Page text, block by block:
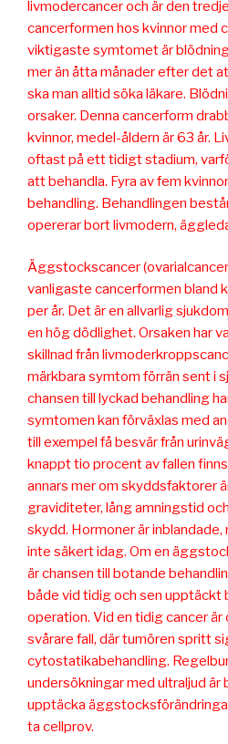
livmodercancer och är den
cancerformen hos kvinnor med
viktigaste symtomet är
mer än åtta månader efter det
ska man alltid söka läkare.
orsaker. Denna cancerform
kvinnor, medel-åldern är 63 år.
oftast på ett tidigt stadium,
att behandla. Fyra av fem
behandling. Behandlingen
opererar bort livmodern,
Äggstockscancer
vanligaste cancerformen bland
per år. Det är en allvarlig
en hög dödlighet. Orsaken har
skillnad från
märkbara symtom förrän sent i
chansen till lyckad behandling
symtomen kan förväxlas med
till exempel få besvär från
knappt tio procent av fallen
annars mer om skyddsfaktorer
graviditeter, lång amningstid
skydd. Hormoner är inblandade,
inte säkert idag. Om en
är chansen till botande
både vid tidig och sen upptäckt
operation. Vid en tidig cancer
svårare fall, där tumören spritt
cytostatikabehandling.
undersökningar med ultraljud
upptäcka
ta cellprov.